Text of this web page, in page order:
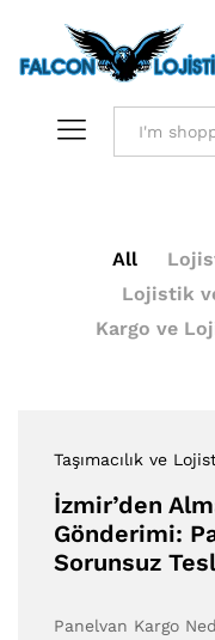
All
Lojistik
Kargo ve
Taşımacılık ve
İzmir’den
Gönderimi:
Sorunsuz
Panelvan Kargo